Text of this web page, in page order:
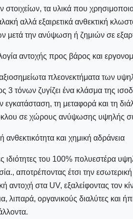
στοιχείων, τα υλικά που
αλλά εξαιρετικά ανθεκτική
μετά την ανύψωση ή ζημιών σε
αντοχής προς βάρος και
πλεονεκτήματα των
3 τόνων ζυγίζει ένα κλάσμα της
εγκατάσταση, τη μεταφορά και τη
σε χώρους ανύψωσης υψηλής
και χημική αδράνεια
ιδιότητες του 100% πολυεστέρα
αποτρέποντας έτσι την
αντοχή στα UV, εξαλείφοντας
λιπαρά, οργανικούς διαλύτες και